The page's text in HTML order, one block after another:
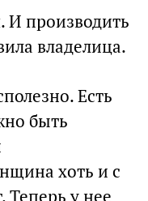
И производить
владелица.
Есть
быть
хоть и с
Теперь у нее